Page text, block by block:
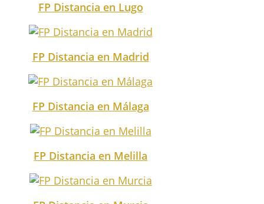
FP Distancia en Lugo
FP Distancia en Madrid
FP Distancia en Málaga
FP Distancia en Melilla